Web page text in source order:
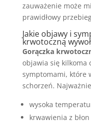
zauważenie może
prawidłowy
Jakie objawy i
krwotoczną
Gorączka
objawia się kilkoma
symptomami, które
schorzeń.
wysoka
krwawienia z